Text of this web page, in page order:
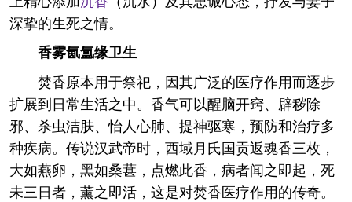
深挚的生死之情。
香雾氤氲缘卫生
焚香原本用于祭祀，因其广泛的医疗作用而逐步
扩展到日常生活之中。香气可以醒脑开窍、辟秽除
邪、杀虫洁肤、怡人心肺、提神驱寒，预防和治疗多
种疾病。传说汉武帝时，西域月氏国贡返魂香三枚，
大如燕卵，黑如桑葚，点燃此香，病者闻之即起，死
未三日者，薰之即活，这是对焚香医疗作用的传奇。